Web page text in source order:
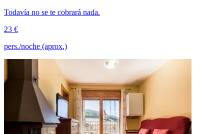
Todavía no se te cobrará nada.
23 €
pers./noche (aprox.)